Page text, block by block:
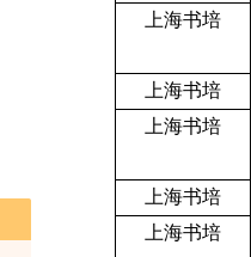
上海书培
上海书培
上海书培
上海书培
上海书培